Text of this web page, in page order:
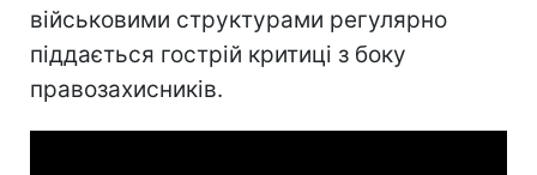
військовими структурами регулярно
піддається гострій критиці з боку
правозахисників.